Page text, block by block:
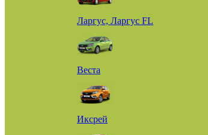
Ларгус, Ларгус FL
Веста
Иксрей